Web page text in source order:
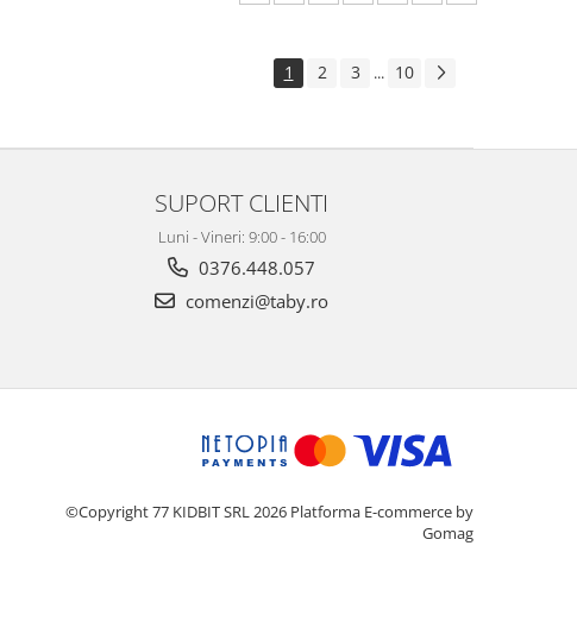
1 2 3 ... 10
SUPORT CLIENTI
Luni - Vineri: 9:00 - 16:00
0376.448.057
comenzi@taby.ro
©Copyright 77 KIDBIT SRL 2026 Platforma E-commerce by
Gomag